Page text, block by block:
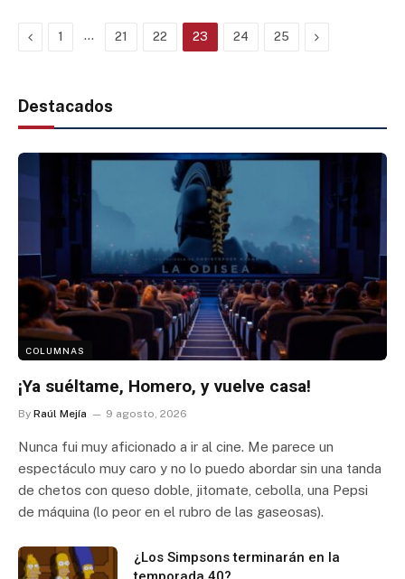
Previous
1 … 21 22 23 24 25 Next
Destacados
COLUMNAS
¡Ya suéltame, Homero, y vuelve casa!
By Raúl Mejía 9 agosto, 2026
Nunca fui muy aficionado a ir al cine. Me parece un
espectáculo muy caro y no lo puedo abordar sin una tanda
de chetos con queso doble, jitomate, cebolla, una Pepsi
de máquina (lo peor en el rubro de las gaseosas).
¿Los Simpsons terminarán en la